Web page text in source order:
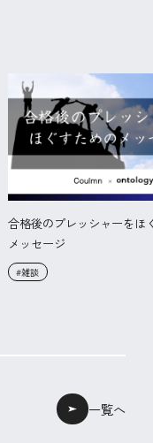
一覧へ
合格後のプレッシャーをほ
メッセージ
#雑談